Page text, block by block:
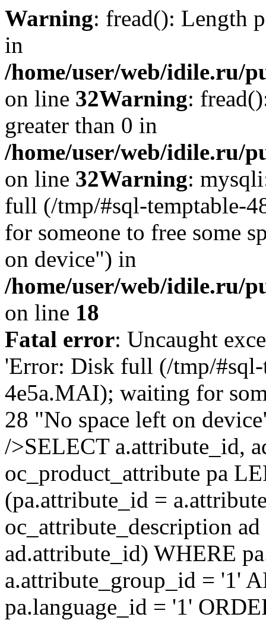
Warning: fread(): Length
in
/home/user/web/idile.ru/
on line 32Warning:
greater than 0 in
/home/user/web/idile.ru/
on line 32Warning:
full (/tmp/#sql-temptable-
for someone to free some
on device") in
/home/user/web/idile.ru/
on line 18
Fatal error: Uncaught
'Error: Disk full (/tmp/
4e5a.MAI); waiting for
28 "No space left on
/>SELECT a.attribute_id,
oc_product_attribute pa
(pa.attribute_id =
oc_attribute_description
ad.attribute_id) WHERE
a.attribute_group_id = '1'
pa.language_id = '1'